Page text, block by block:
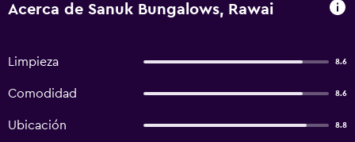
Acerca de Sanuk Bungalows, Rawai
Limpieza 8.6
Comodidad 8.6
Ubicación 8.8